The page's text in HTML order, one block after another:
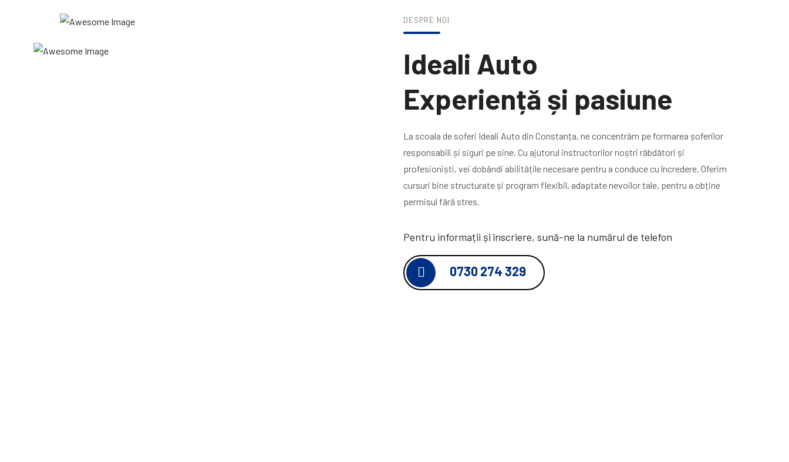
DESPRE NOI
Ideali Auto
Experiență și pasiune
La scoala de soferi Ideali Auto din Constanța, ne concentrăm pe formarea șoferilor
responsabili și siguri pe sine. Cu ajutorul instructorilor noștri răbdători și
profesioniști, vei dobândi abilitățile necesare pentru a conduce cu încredere. Oferim
cursuri bine structurate și program flexibil, adaptate nevoilor tale, pentru a obține
permisul fără stres.
Pentru informații și înscriere, sună-ne la numărul de telefon
0730 274 329